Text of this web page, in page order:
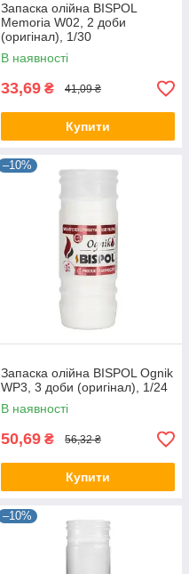
Запаска олійна BISPOL
Memoria W02, 2 доби
(оригінал), 1/30
В наявності
33,69 ₴ 41,09 ₴
Купити
–10%
Запаска олійна BISPOL Ognik
WP3, 3 доби (оригінал), 1/24
В наявності
50,69 ₴ 56,32 ₴
Купити
–10%